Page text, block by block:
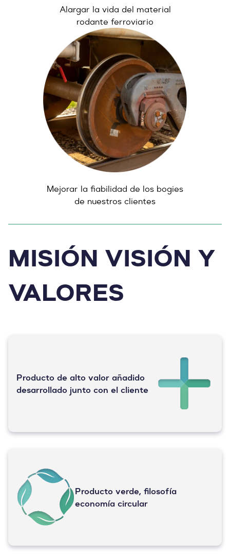
Alargar la vida del material
rodante ferroviario
Mejorar la fiabilidad de los bogies
de nuestros clientes
MISIÓN VISIÓN Y
VALORES
Producto de alto valor añadido
desarrollado junto con el cliente
Producto verde, filosofía
economía circular